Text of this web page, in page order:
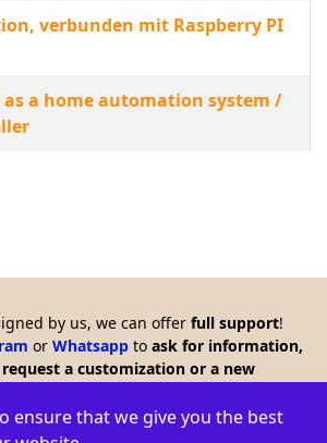
verbunden mit Raspberry PI
as a home automation system /
by us, we can offer full support!
or Whatsapp to ask for information,
a customization or a new
Santa Croce 15, 31053 Pieve di Soligo,
- WEEE: IT16060000009386 -
ensure that we give you the best